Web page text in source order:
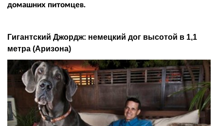
домашних питомцев.
Гигантский Джордж: немецкий дог высотой в 1,1
метра (Аризона)